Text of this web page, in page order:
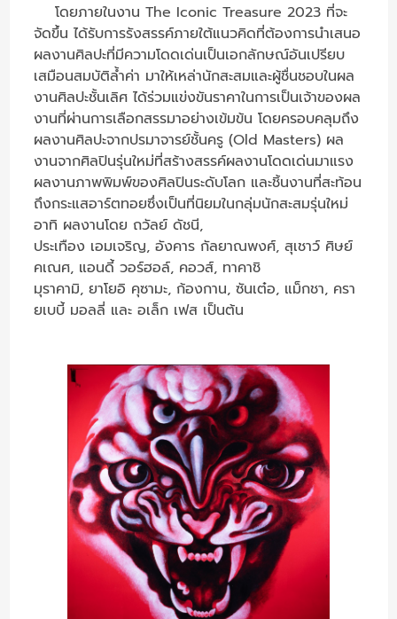
โดยภายในงาน The Iconic Treasure 2023 ที่จะ
จัดขึ้น ได้รับการรังสรรค์ภายใต้แนวคิดที่ต้องการนำเสนอ
ผลงานศิลปะที่มีความโดดเด่นเป็นเอกลักษณ์อันเปรียบ
เสมือนสมบัติล้ำค่า มาให้เหล่านักสะสมและผู้ชื่นชอบในผล
งานศิลปะชั้นเลิศ ได้ร่วมแข่งขันราคาในการเป็นเจ้าของผล
งานที่ผ่านการเลือกสรรมาอย่างเข้มข้น โดยครอบคลุมถึง
ผลงานศิลปะจากปรมาจารย์ชั้นครู (Old Masters) ผล
งานจากศิลปินรุ่นใหม่ที่สร้างสรรค์ผลงานโดดเด่นมาแรง
ผลงานภาพพิมพ์ของศิลปินระดับโลก และชิ้นงานที่สะท้อน
ถึงกระแสอาร์ตทอยซึ่งเป็นที่นิยมในกลุ่มนักสะสมรุ่นใหม่
อาทิ ผลงานโดย ถวัลย์ ดัชนี,
ประเทือง เอมเจริญ, อังคาร กัลยาณพงศ์, สุเชาว์ ศิษย์
คเณศ, แอนดี้ วอร์ฮอล์, คอวส์, ทาคาชิ
มุราคามิ, ยาโยอิ คุซามะ, ก้องกาน, ซันเต๋อ, แม็กชา, ครา
ยเบบี้ มอลลี่ และ อเล็ก เฟส เป็นต้น